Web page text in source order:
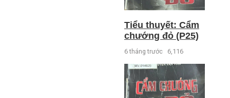
Tiểu thuyết: Cẩm
chướng đỏ (P25)
6 tháng trước 6,116